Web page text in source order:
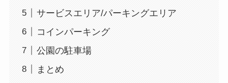
サービスエリア/パーキングエリア
コインパーキング
公園の駐車場
まとめ